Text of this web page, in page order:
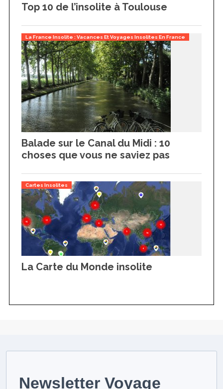
Top 10 de l’insolite à Toulouse
La France Insolite : Vacances Et Voyages Insolites En France
Balade sur le Canal du Midi : 10
choses que vous ne saviez pas
Cartes Insolites
La Carte du Monde insolite
Newsletter Voyage